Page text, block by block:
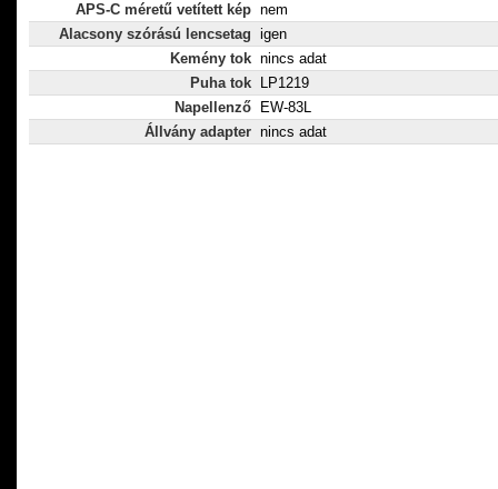
APS-C méretű vetített kép nem
Alacsony szórású lencsetag igen
Kemény tok nincs adat
Puha tok
LP1219
Napellenző
EW-83L
Állvány adapter nincs adat